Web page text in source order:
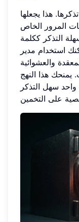
هذا يجعلها
المرور الخاص
التذكر ككلمة
استخدام مدير
والعشوائية
يمنحك هذا النهج
سهل التذكر